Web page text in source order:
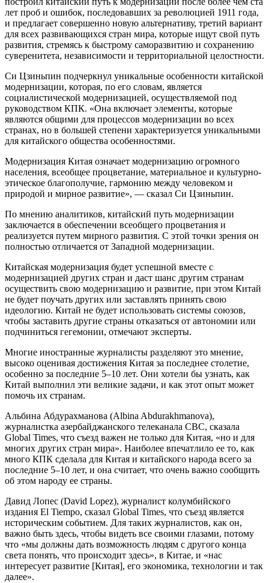
лет проб и ошибок, последовавших за революцией 1911 года,
и предлагает совершенно новую альтернативу, третий вариант
для всех развивающихся стран мира, которые ищут свой путь
развития, стремясь к быстрому саморазвитию и сохранению
суверенитета, независимости и территориальной целостности.
Си Цзиньпин подчеркнул уникальные особенности китайской
модернизации, которая, по его словам, является
социалистической модернизацией, осуществляемой под
руководством КПК. «Она включает элементы, которые
являются общими для процессов модернизации во всех
странах, но в большей степени характеризуется уникальными
для китайского общества особенностями.
Модернизация Китая означает модернизацию огромного
населения, всеобщее процветание, материальное и культурно-
этическое благополучие, гармонию между человеком и
природой и мирное развитие», — сказал Си Цзиньпин.
По мнению аналитиков, китайский путь модернизации
заключается в обеспечении всеобщего процветания и
реализуется путем мирного развития. С этой точки зрения он
полностью отличается от Западной модернизации.
Китайская модернизация будет успешной вместе с
модернизацией других стран и даст шанс другим странам
осуществить свою модернизацию и развитие, при этом Китай
не будет поучать других или заставлять принять свою
идеологию. Китай не будет использовать системы союзов,
чтобы заставить другие страны отказаться от автономии или
подчиниться гегемонии, отмечают эксперты.
Многие иностранные журналисты разделяют это мнение,
высоко оценивая достижения Китая за последнее столетие,
особенно за последние 5–10 лет. Они хотели бы узнать, как
Китай выполнил эти великие задачи, и как этот опыт может
помочь их странам.
Альбина Абдурахманова (Albina Abdurakhmanova),
журналистка азербайджанского телеканала CBC, сказала
Global Times, что съезд важен не только для Китая, «но и для
многих других стран мира». Наиболее впечатлило ее то, как
много КПК сделала для Китая и китайского народа всего за
последние 5–10 лет, и она считает, что очень важно сообщить
об этом народу ее страны.
Давид Лопес (David Lopez), журналист колумбийского
издания El Tiempo, сказал Global Times, что съезд является
историческим событием. Для таких журналистов, как он,
важно быть здесь, чтобы видеть все своими глазами, потому
что «мы должны дать возможность людям с другого конца
света понять, что происходит здесь», в Китае, и «нас
интересует развитие [Китая], его экономика, технологии и так
далее».